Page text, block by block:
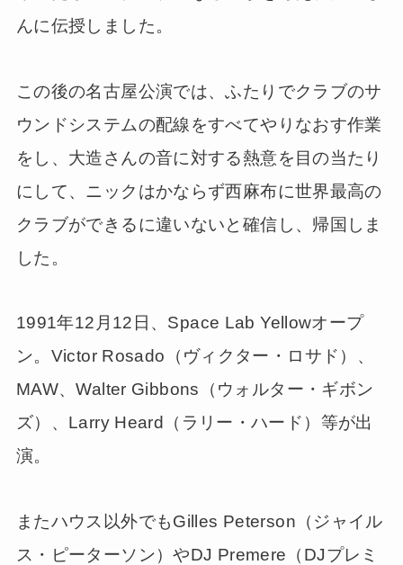
んに伝授しました。
この後の名古屋公演では、ふたりでクラブのサ
ウンドシステムの配線をすべてやりなおす作業
をし、大造さんの音に対する熱意を目の当たり
にして、ニックはかならず西麻布に世界最高の
クラブができるに違いないと確信し、帰国しま
した。
1991年12月12日、Space Lab Yellowオープ
ン。Victor Rosado（ヴィクター・ロサド）、
MAW、Walter Gibbons（ウォルター・ギボン
ズ）、Larry Heard（ラリー・ハード）等が出
演。
またハウス以外でもGilles Peterson（ジャイル
ス・ピーターソン）やDJ Premere（DJプレミ